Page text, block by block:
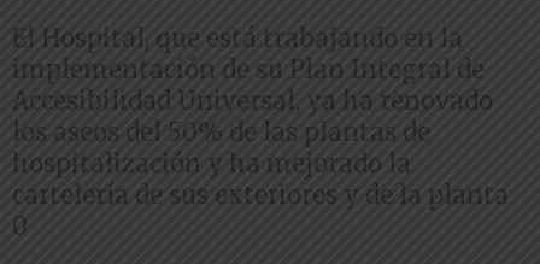
El Hospital, que está trabajando en la
implementación de su Plan Integral de
Accesibilidad Universal, ya ha renovado
los aseos del 50% de las plantas de
hospitalización y ha mejorado la
cartelería de sus exteriores y de la planta
0